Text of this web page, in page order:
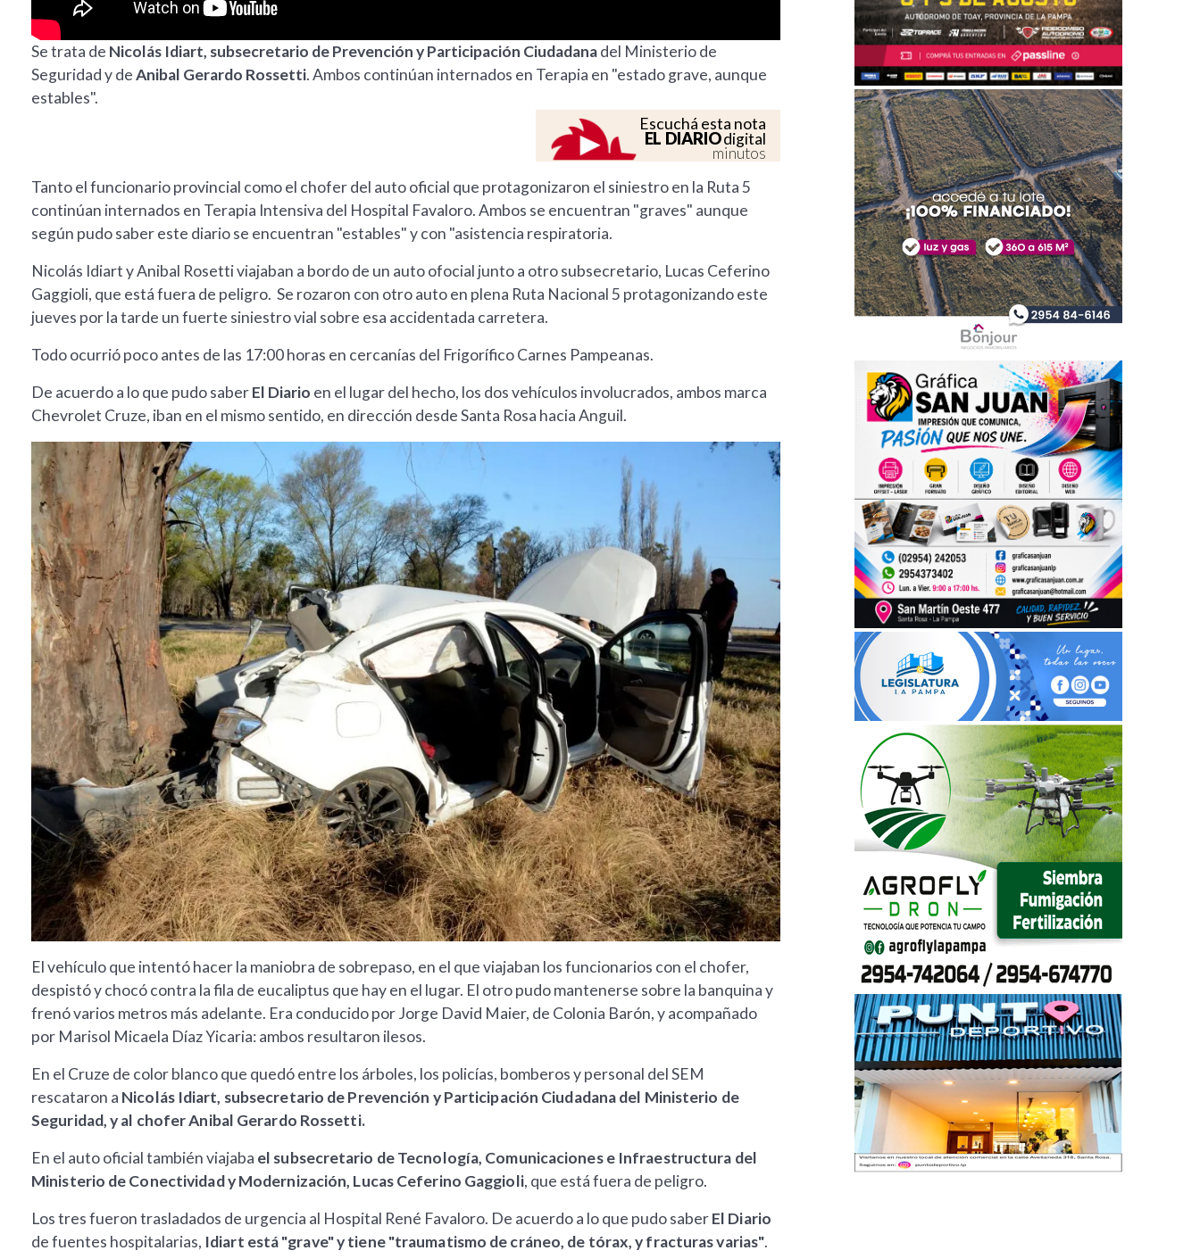
Se trata de Nicolás Idiart, subsecretario de Prevención y Participación Ciudadanadel Ministerio de
Seguridad y deAnibal Gerardo Rossetti. Ambos continúan internados en Terapia en "estado grave, aunque
estables".
Escuchá esta nota
EL DIARIOdigital
minutos
Tanto el funcionario provincial como el chofer del auto oficial que protagonizaron el siniestro en la Ruta 5
continúan internados en Terapia Intensiva del Hospital Favaloro. Ambos se encuentran "graves" aunque
según pudo saber este diario se encuentran "estables" y con "asistencia respiratoria.
Nicolás Idiart y Anibal Rosetti viajaban a bordo de un auto ofocial junto a otro subsecretario, Lucas Ceferino
Gaggioli, que está fuera de peligro. Se rozaron con otro auto en plena Ruta Nacional 5 protagonizando este
jueves por la tarde un fuerte siniestro vial sobre esa accidentada carretera.
Todo ocurrió poco antes de las 17:00 horas en cercanías del Frigorífico Carnes Pampeanas.
De acuerdo a lo que pudo saberEl Diario en el lugar del hecho, los dos vehículos involucrados, ambos marca
Chevrolet Cruze, iban en el mismo sentido, en dirección desde Santa Rosa hacia Anguil.
El vehículo que intentó hacer la maniobra de sobrepaso, en el que viajaban los funcionarios con el chofer,
despistó y chocó contra la fila de eucaliptus que hay en el lugar. El otro pudo mantenerse sobre la banquina y
frenó varios metros más adelante. Era conducido por Jorge David Maier, de Colonia Barón, y acompañado
por Marisol Micaela Díaz Yicaria: ambos resultaron ilesos.
En el Cruze de color blanco que quedó entre los árboles, los policías, bomberos y personal del SEM
rescataron a Nicolás Idiart, subsecretario de Prevención y Participación Ciudadana del Ministerio de
Seguridad, y al chofer Anibal Gerardo Rossetti.
En el auto oficial también viajaba el subsecretario de Tecnología, Comunicaciones e Infraestructura del
Ministerio de Conectividad y Modernización, Lucas Ceferino Gaggioli, que está fuera de peligro.
Los tres fueron trasladados de urgencia al Hospital René Favaloro. De acuerdo a lo que pudo saberEl Diario
de fuentes hospitalarias, Idiart está "grave" y tiene "traumatismo de cráneo, de tórax, y fracturas varias".